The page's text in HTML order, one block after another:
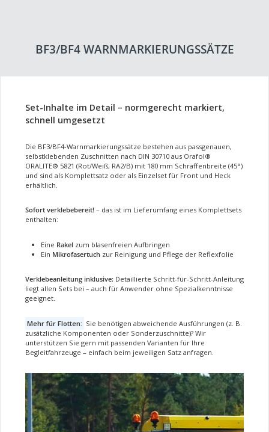
BF3/BF4 WARNMARKIERUNGSSÄTZE
Set-Inhalte im Detail – normgerecht markiert,
schnell umgesetzt
Die BF3/BF4-Warnmarkierungssätze bestehen aus passgenauen,
selbstklebenden Zuschnitten nach DIN 30710 aus Orafol®
ORALITE® 5821 (Rot/Weiß, RA2/B) mit 180 mm Schraffenbreite (45°)
und sind als Komplettsatz oder als Einzelset für Front und Heck
erhältlich.
Sofort verklebebereit! – das ist im Lieferumfang eines Komplettsets
enthalten:
Eine Rakelzum blasenfreien Aufbringen
Ein Mikrofasertuchzur Reinigung und Pflege der Reflexfolie
Verklebeanleitung inklusive: Detaillierte Schritt-für-Schritt-Anleitung
liegt allen Sets bei – auch für Anwender ohne Spezialkenntnisse
geeignet.
Mehr für Flotten: Sie benötigen abweichende Ausführungen (z. B.
zusätzliche Komponenten oder Sonderzuschnitte)? Wir
unterstützen Sie gern mit passenden Varianten für Ihre
Begleitfahrzeuge – einfach beim jeweiligen Satz anfragen.
Bildergalerie überspringen